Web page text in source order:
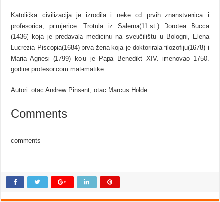
Katolička civilizacija je izrodila i neke od prvih znanstvenica i
profesorica, primjerice: Trotula iz Salerna(11.st.) Dorotea Bucca
(1436) koja je predavala medicinu na sveučilištu u Bologni, Elena
Lucrezia Piscopia(1684) prva žena koja je doktorirala filozofiju(1678) i
Maria Agnesi (1799) koju je Papa Benedikt XIV. imenovao 1750.
godine profesoricom matematike.
Autori: otac Andrew Pinsent, otac Marcus Holde
Comments
comments